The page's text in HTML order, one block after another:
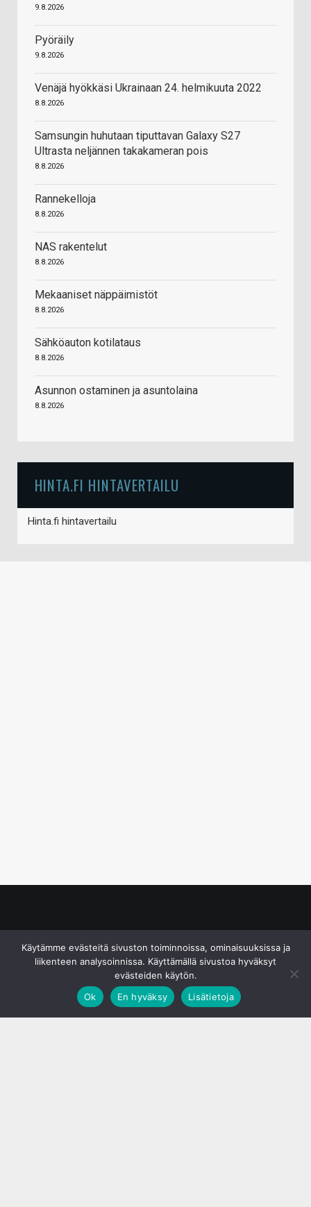
9.8.2026
Pyöräily
9.8.2026
Venäjä hyökkäsi Ukrainaan 24. helmikuuta 2022
8.8.2026
Samsungin huhutaan tiputtavan Galaxy S27
Ultrasta neljännen takakameran pois
8.8.2026
Rannekelloja
8.8.2026
NAS rakentelut
8.8.2026
Mekaaniset näppäimistöt
8.8.2026
Sähköauton kotilataus
8.8.2026
Asunnon ostaminen ja asuntolaina
8.8.2026
HINTA.FI HINTAVERTAILU
Hinta.fi hintavertailu
Käytämme evästeitä sivuston toiminnoissa, ominaisuuksissa ja
liikenteen analysoinnissa. Käyttämällä sivustoa hyväksyt
evästeiden käytön.
Ok
En hyväksy Lisätietoja